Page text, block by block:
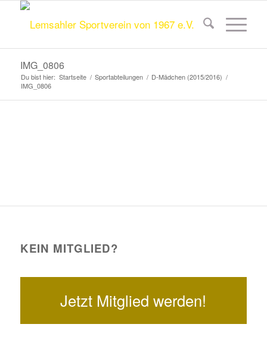
IMG_0806
Du bist hier: Startseite / Sportabteilungen / D-Mädchen (2015/2016) /
IMG_0806
KEIN MITGLIED?
Jetzt Mitglied werden!